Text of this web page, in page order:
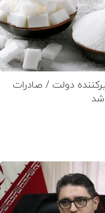
دولت / صادرات
شد